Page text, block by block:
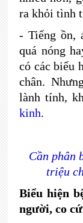
ra khỏi tình
- Tiếng ồn,
quá nóng
có các biểu
chân.
lành tính,
kinh.
Cần phân
triệu
Biểu hiện
người, co